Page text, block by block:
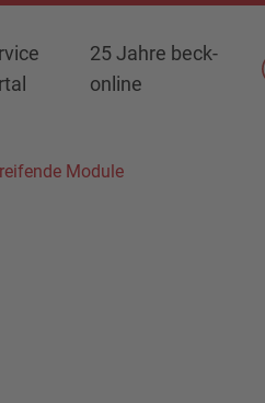
25 Jahre beck-
online
Module